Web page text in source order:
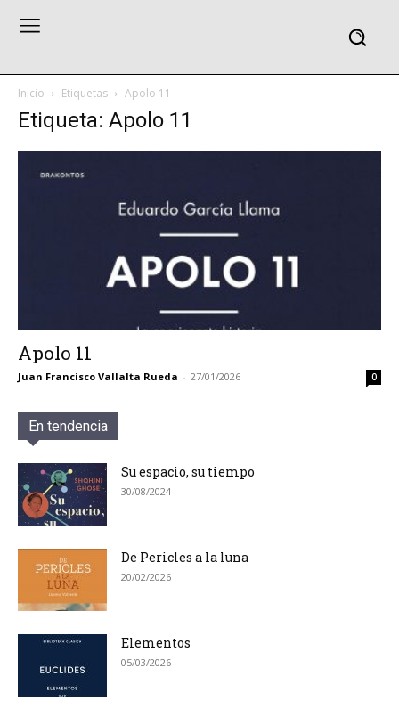
Inicio Etiquetas Apolo 11
Etiqueta: Apolo 11
Apolo 11
Juan Francisco Vallalta Rueda - 27/01/2026 0
En tendencia
Su espacio, su tiempo
30/08/2024
De Pericles a la luna
20/02/2026
Elementos
05/03/2026